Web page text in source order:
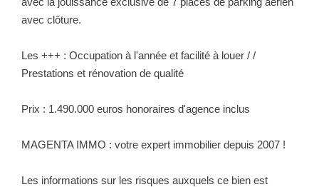
avec clôture.
Les +++ : Occupation à l'année et facilité à louer / /
Prestations et rénovation de qualité
Prix : 1.490.000 euros honoraires d'agence inclus
MAGENTA IMMO : votre expert immobilier depuis 2007 !
Les informations sur les risques auxquels ce bien est